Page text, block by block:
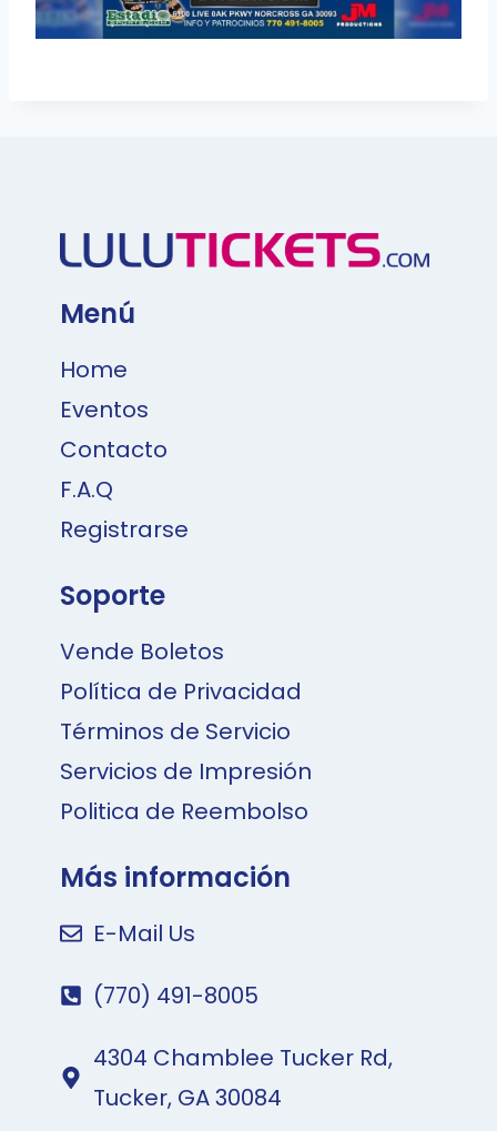
Menú
Home
Eventos
Contacto
F.A.Q
Registrarse
Soporte
Vende Boletos
Política de Privacidad
Términos de Servicio
Servicios de Impresión
Politica de Reembolso
Más información
E-Mail Us
(770) 491-8005
4304 Chamblee Tucker Rd,
Tucker, GA 30084